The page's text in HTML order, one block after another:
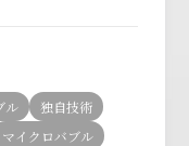
ル
独自技術
マイクロバブル